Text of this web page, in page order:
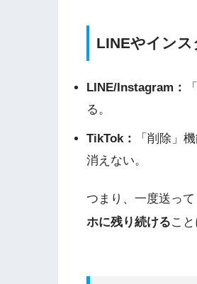
LINEやイン
LINE/Instagram：
る。
TikTok：
「削除」
消えない。
つまり、一度送って
ホに残り続けるこ